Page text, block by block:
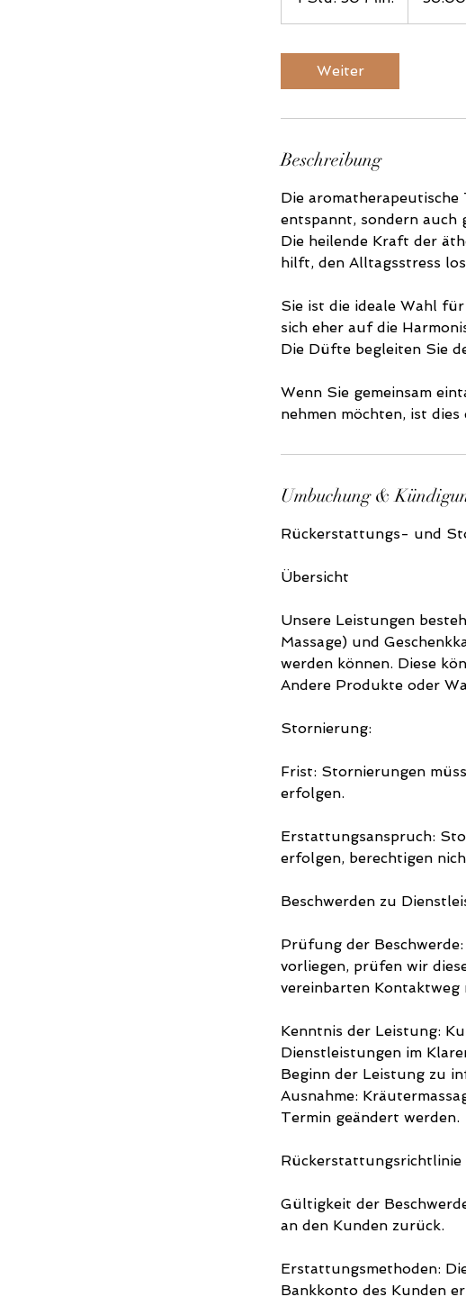
S
.
Weiter
Beschreibung
Die
entspannt, sondern
Die heilende Kraft der
hilft, den Alltagsstress
Sie ist die ideale Wahl
sich eher auf die
Die Düfte begleiten Sie
Wenn Sie gemeinsam
Umbuchung &
Rückerstattungs- und
Übersicht
Unsere Leistungen
Massage) und
werden können. Diese
Andere Produkte oder
Stornierung:
Frist: Stornierungen
erfolgen.
Erstattungsanspruch:
erfolgen, berechtigen
Beschwerden zu
Prüfung der
vorliegen, prüfen wir
vereinbarten Kontaktweg
Kenntnis der Leistung:
Dienstleistungen im
Beginn der Leistung zu
Ausnahme:
Termin geändert werden.
Rückerstattungsrichtlinie
Gültigkeit der
an den Kunden zurück.
Erstattungsmethoden:
Bankkonto des Kunden